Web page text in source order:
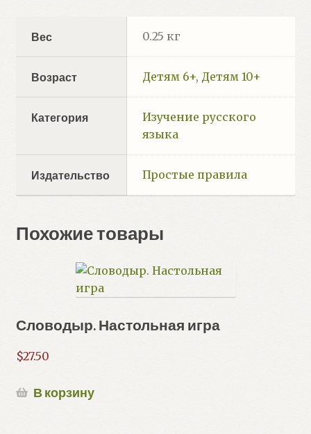
Вес 0.25 кг
Возраст Детям 6+, Детям 10+
Категория
Изучение русского
языка
Издательство Простые правила
Похожие товары
Словодыр. Настольная игра
$27.50
В корзину